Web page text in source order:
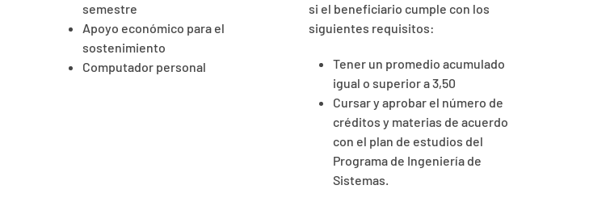
semestre
Apoyo económico para el
sostenimiento
Computador personal
si el beneficiario cumple con los
siguientes requisitos:
Tener un promedio acumulado
igual o superior a 3,50
Cursar y aprobar el número de
créditos y materias de acuerdo
con el plan de estudios del
Programa de Ingeniería de
Sistemas.